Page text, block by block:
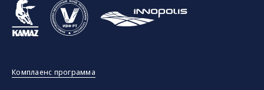
Комплаенс программа